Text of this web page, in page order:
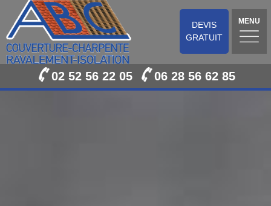
DEVIS
GRATUIT
MENU
02 52 56 22 05 06 28 56 62 85